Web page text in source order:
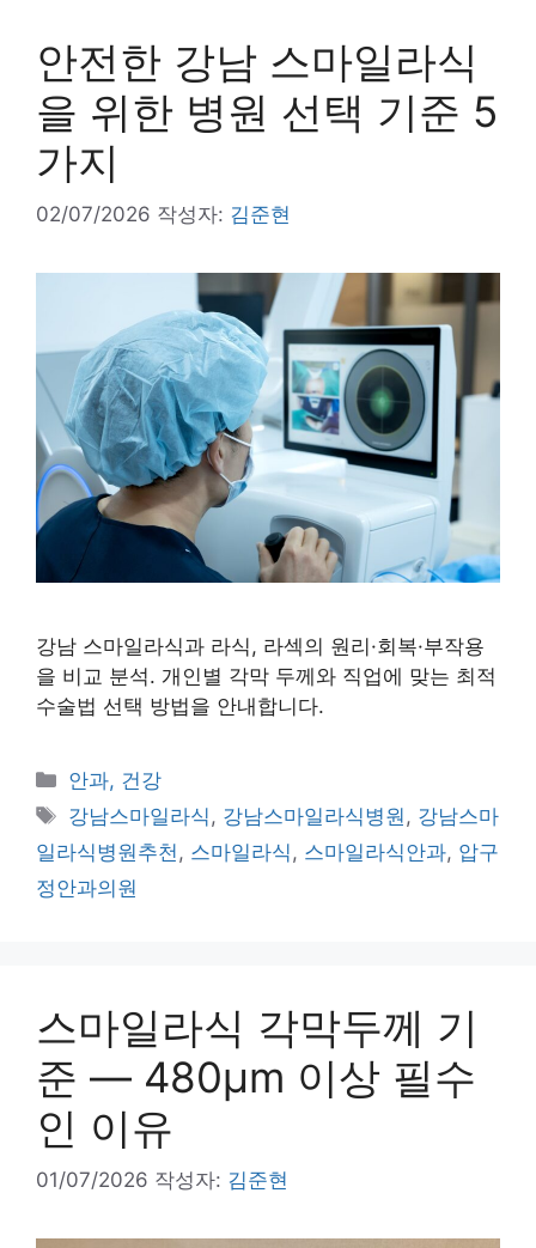
안전한 강남 스마일라식
을 위한 병원 선택 기준 5
가지
02/07/2026 작성자: 김준현
강남 스마일라식과 라식, 라섹의 원리·회복·부작용
을 비교 분석. 개인별 각막 두께와 직업에 맞는 최적
수술법 선택 방법을 안내합니다.
카
테
고
리
안과, 건강
태
그
강남스마일라식 , 강남스마일라식병원 , 강남스마
일라식병원추천 , 스마일라식 , 스마일라식안과, 압구
정안과의원
스마일라식 각막두께 기
준 — 480μm 이상 필수
인 이유
01/07/2026 작성자: 김준현